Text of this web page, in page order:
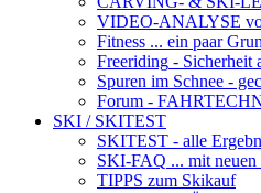
VIDEO-ANALYSE
Fitness ... ein paar
Freeriding - Sicherheit
Spuren im Schnee -
Forum -
SKI / SKITEST
SKITEST - alle
SKI-FAQ ... mit neuen
TIPPS zum Skikauf